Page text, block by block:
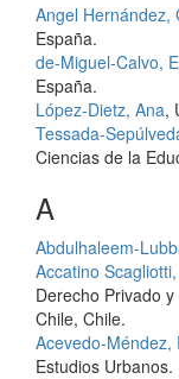
Angel Hernández,
España.
de-Miguel-Calvo,
España.
López-Dietz, Ana,
Tessada-
Ciencias de la
A
Abdulhaleem-
Accatino
Derecho Privado
Chile, Chile.
Acevedo-Méndez,
Estudios Urbanos.